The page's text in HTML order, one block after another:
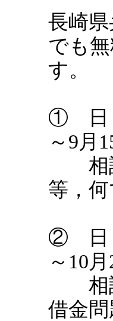
長崎
でも
す。
① 日
～9月
相談
等，
② 日
～10
相談
借金